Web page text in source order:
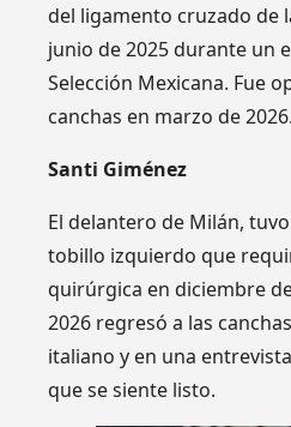
del ligamento cruzado de
junio de 2025 durante un
Selección Mexicana. Fue
canchas en marzo de 2026.
Santi Giménez
El delantero de Milán,
tobillo izquierdo que
quirúrgica en diciembre
2026 regresó a las
italiano y en una
que se siente listo.